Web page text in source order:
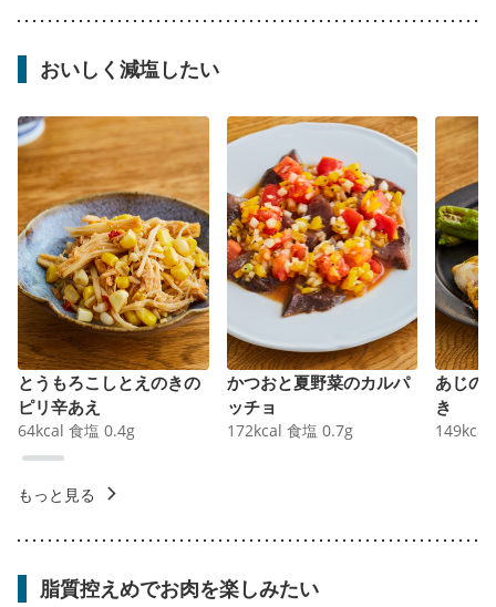
おいしく減塩したい
とうもろこしとえのきの
ピリ辛あえ
64kcal 食塩 0.4g
かつおと夏野菜のカルパ
ッチョ
172kcal 食塩 0.7g
あじの
き
149kcal
もっと見る
脂質控えめでお肉を楽しみたい